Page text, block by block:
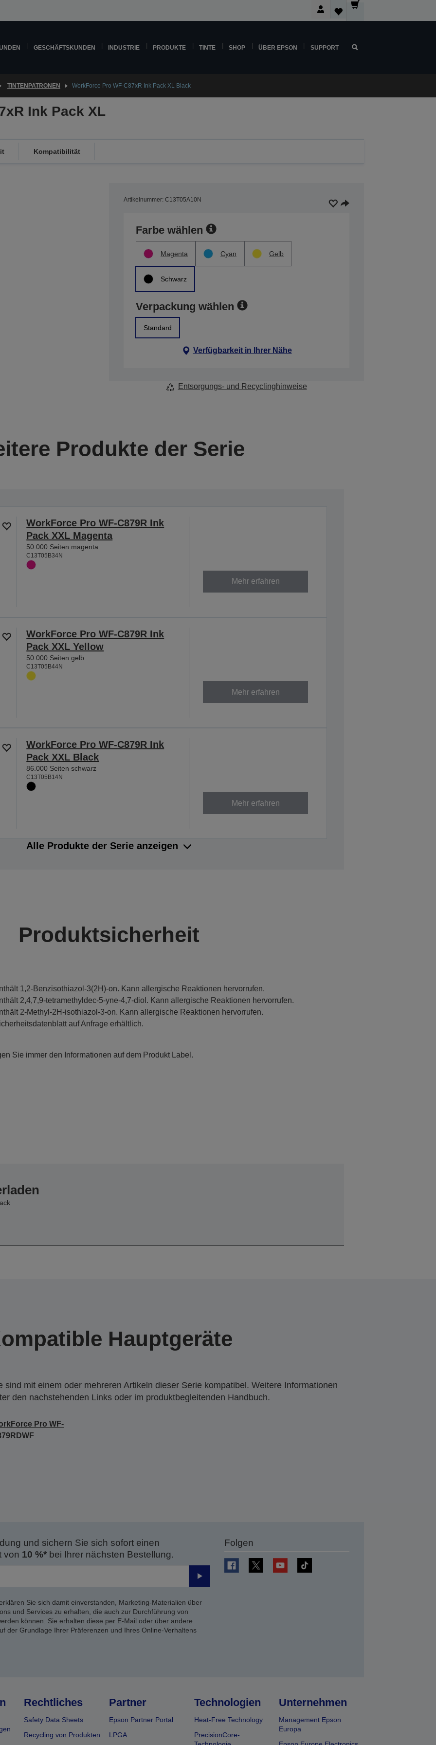
GESCHÄFTSKUNDEN INDUSTRIE PRODUKTE TINTE SHOP ÜBER EPSON SUPPORT
TINTENPATRONEN WorkForce Pro WF-C87xR Ink Pack XL Black
Ink Pack XL
Kompatibilität
Artikelnummer: C13T05A10N
Farbe wählen
Magenta Cyan Gelb
Schwarz
Verpackung wählen
Standard
Verfügbarkeit in Ihrer Nähe
Entsorgungs- und Recyclinghinweise
Produkte der Serie
WorkForce Pro WF-C879R Ink
Pack XXL Magenta
50.000 Seiten magenta
C13T05B34N
Mehr erfahren
WorkForce Pro WF-C879R Ink
Pack XXL Yellow
50.000 Seiten gelb
C13T05B44N
Mehr erfahren
WorkForce Pro WF-C879R Ink
Pack XXL Black
86.000 Seiten schwarz
C13T05B14N
Mehr erfahren
Alle Produkte der Serie anzeigen
Produktsicherheit
1,2-Benzisothiazol-3(2H)-on. Kann allergische Reaktionen hervorrufen.
2,4,7,9-tetramethyldec-5-yne-4,7-diol. Kann allergische Reaktionen hervorrufen.
2-Methyl-2H-isothiazol-3-on. Kann allergische Reaktionen hervorrufen.
auf Anfrage erhältlich.
Sie immer den Informationen auf dem Produkt Label.
Hauptgeräte
sind mit einem oder mehreren Artikeln dieser Serie kompatibel. Weitere Informationen
den nachstehenden Links oder im produktbegleitenden Handbuch.
Pro WF-
und sichern Sie sich sofort einen
von 10 %*bei Ihrer nächsten Bestellung.
Senden
Sie sich damit einverstanden, Marketing-Materialien über
und Services zu erhalten, die auch zur Durchführung von
können. Sie erhalten diese per E-Mail oder über andere
der Grundlage Ihrer Präferenzen und Ihres Online-Verhaltens
Folgen
Rechtliches
Safety Data Sheets
Recycling von Produkten
Partner
Epson Partner Portal
LPGA
Technologien
Heat-Free Technology
PrecisionCore-
Unternehmen
Management Epson
Europa